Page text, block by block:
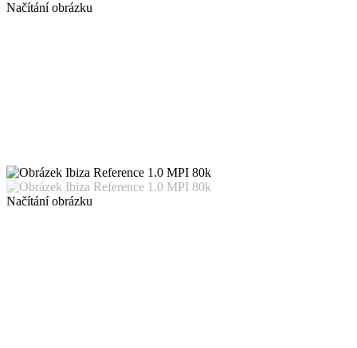
Načítání obrázku
Načítání obrázku